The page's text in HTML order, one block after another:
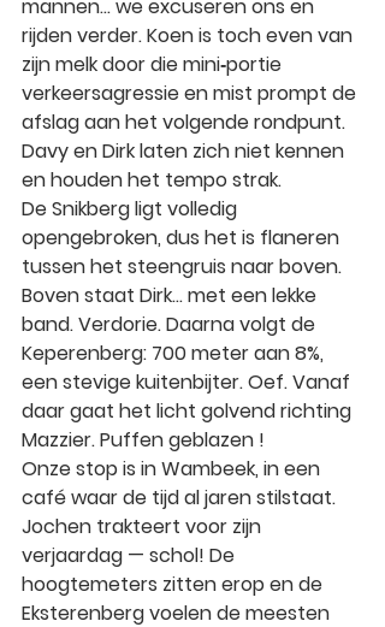
mannen… we excuseren ons en
rijden verder. Koen is toch even van
zijn melk door die mini‑portie
verkeersagressie en mist prompt de
afslag aan het volgende rondpunt.
Davy en Dirk laten zich niet kennen
en houden het tempo strak.
De Snikberg ligt volledig
opengebroken, dus het is flaneren
tussen het steengruis naar boven.
Boven staat Dirk… met een lekke
band. Verdorie.Daarna volgt de
Keperenberg: 700 meter aan 8%,
een stevige kuitenbijter. Oef. Vanaf
daar gaat het licht golvend richting
Mazzier. Puffen geblazen !
Onze stop is in Wambeek, in een
café waar de tijd al jaren stilstaat.
Jochen trakteert voor zijn
verjaardag — schol! De
hoogtemeters zitten erop en de
Eksterenberg voelen de meesten